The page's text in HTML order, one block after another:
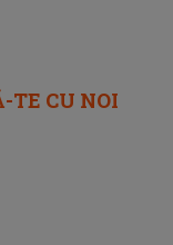
TE CU NOI